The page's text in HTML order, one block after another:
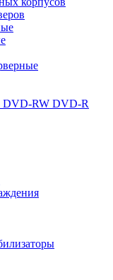
DVD-RW DVD-R